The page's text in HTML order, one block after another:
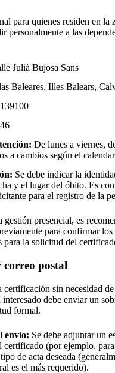
para quienes residen en la
personalmente a las
Julià Bujosa Sans
Baleares, Illes Balears,
De lunes a viernes,
a cambios según el
Se debe indicar la
y el lugar del óbito. Es
para el registro de la
gestión presencial, es
para confirmar
para la solicitud del
postal
sin necesidad de
debe enviar un
formal.
envío: Se debe adjuntar un
certificado (por ejemplo,
de acta deseada
es el más requerido).